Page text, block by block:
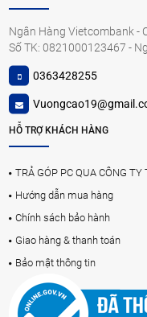
Ngân Hàng Vietcombank -
Số TK: 0821000123467 -
0363428255
HỖ TRỢ KHÁCH HÀNG
TRẢ GÓP PC QUA CÔNG TY
Hướng dẫn mua hàng
Chính sách bảo hành
Giao hàng & thanh toán
Bảo mật thông tin